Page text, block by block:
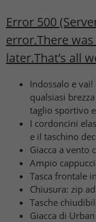
Error 500
error.There
later.That’s all
Indossalo e
qualsiasi
taglio sportivo
I cordoncini
e il taschino
Giacca a vento
Ampio
Tasca frontale
Chiusura: zip
Tasche
Giacca di